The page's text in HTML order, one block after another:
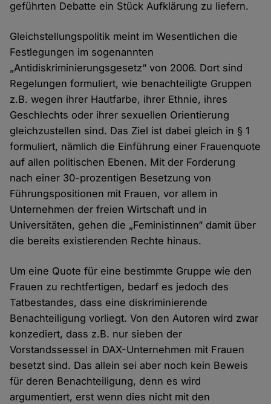
geführten Debatte ein Stück Aufklärung zu liefern.
Gleichstellungspolitik meint im Wesentlichen die
Festlegungen im sogenannten
„Antidiskriminierungsgesetz“ von 2006. Dort sind
Regelungen formuliert, wie benachteiligte Gruppen
z.B. wegen ihrer Hautfarbe, ihrer Ethnie, ihres
Geschlechts oder ihrer sexuellen Orientierung
gleichzustellen sind. Das Ziel ist dabei gleich in § 1
formuliert, nämlich die Einführung einer Frauenquote
auf allen politischen Ebenen. Mit der Forderung
nach einer 30-prozentigen Besetzung von
Führungspositionen mit Frauen, vor allem in
Unternehmen der freien Wirtschaft und in
Universitäten, gehen die „Feministinnen“ damit über
die bereits existierenden Rechte hinaus.
Um eine Quote für eine bestimmte Gruppe wie den
Frauen zu rechtfertigen, bedarf es jedoch des
Tatbestandes, dass eine diskriminierende
Benachteiligung vorliegt. Von den Autoren wird zwar
konzediert, dass z.B. nur sieben der
Vorstandssessel in DAX-Unternehmen mit Frauen
besetzt sind. Das allein sei aber noch kein Beweis
für deren Benachteiligung, denn es wird
argumentiert, erst wenn dies nicht mit den